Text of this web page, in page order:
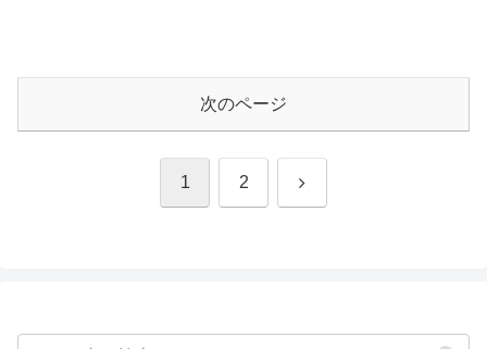
次のページ
1 2 次